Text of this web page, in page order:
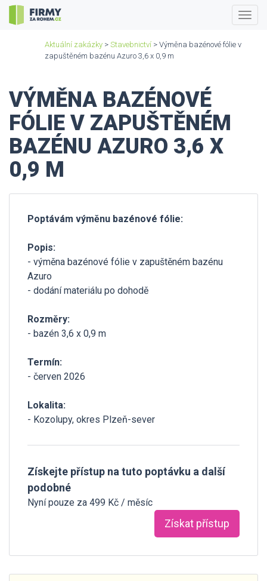
Aktuální zakázky > Stavebnictví > Výměna bazénové fólie v
zapuštěném bazénu Azuro 3,6 x 0,9 m
VÝMĚNA BAZÉNOVÉ
FÓLIE V ZAPUŠTĚNÉM
BAZÉNU AZURO 3,6 X
0,9 M
Poptávám výměnu bazénové fólie:
Popis:
- výměna bazénové fólie v zapuštěném bazénu
Azuro
- dodání materiálu po dohodě
Rozměry:
- bazén 3,6 x 0,9 m
Termín:
- červen 2026
Lokalita:
- Kozolupy, okres Plzeň-sever
Získejte přístup na tuto poptávku a další
podobné
Nyní pouze za 499 Kč / měsíc
Získat přístup